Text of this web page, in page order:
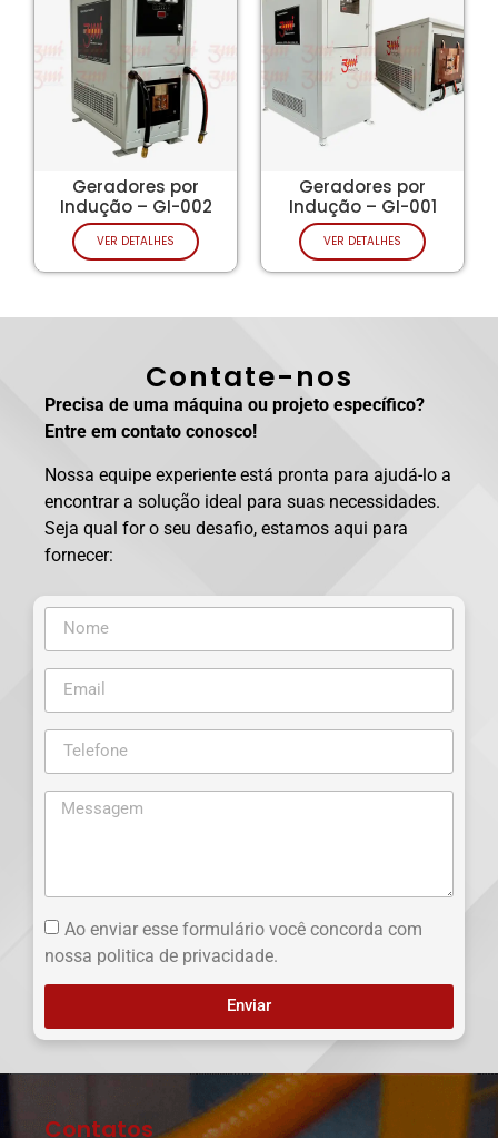
Geradores por
Indução – GI-002
VER DETALHES
Geradores por
Indução – GI-001
VER DETALHES
Contate-nos
Precisa de uma máquina ou projeto específico?
Entre em contato conosco!
Nossa equipe experiente está pronta para ajudá-lo a
encontrar a solução ideal para suas necessidades.
Seja qual for o seu desafio, estamos aqui para
fornecer:
Ao enviar esse formulário você concorda com
nossa politica de privacidade.
Enviar
Contatos